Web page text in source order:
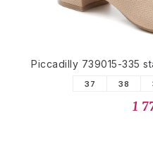
Piccadilly 739015-335
37 38
1